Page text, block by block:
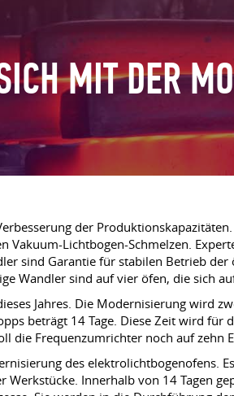
MIT DER
der
Vakuum-Lichtbogen-Schmelzen.
sind Garantie für stabilen Betrieb
Wandler sind auf vier öfen, die sich
Jahres. Die Modernisierung
beträgt 14 Tage. Diese Zeit wird
die Frequenzumrichter noch auf zehn
des elektrolichtbogenofens.
Innerhalb von 14 Tagen